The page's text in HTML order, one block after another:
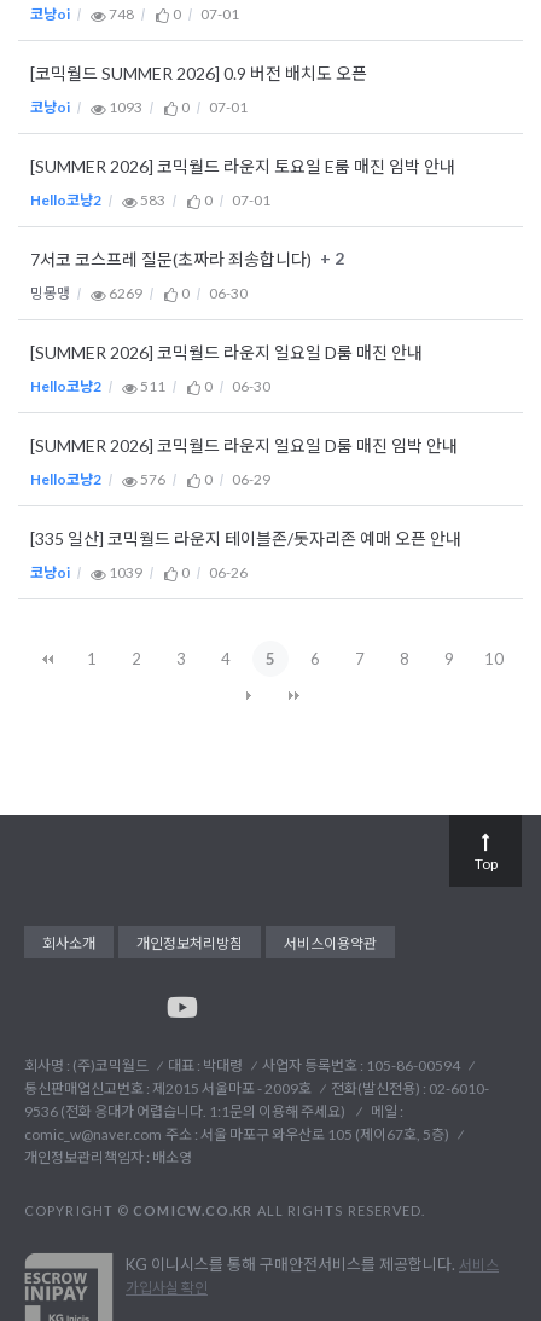
코냥oi 748 0 07-01
[코믹월드 SUMMER 2026] 0.9 버전 배치도 오픈
코냥oi 1093 0 07-01
[SUMMER 2026] 코믹월드 라운지 토요일 E룸 매진 임박 안내
Hello코냥2 583 0 07-01
7서코 코스프레 질문(초짜라 죄송합니다) + 2
밍몽맹 6269 0 06-30
[SUMMER 2026] 코믹월드 라운지 일요일 D룸 매진 안내
Hello코냥2 511 0 06-30
[SUMMER 2026] 코믹월드 라운지 일요일 D룸 매진 임박 안내
Hello코냥2 576 0 06-29
[335 일산] 코믹월드 라운지 테이블존/돗자리존 예매 오픈 안내
코냥oi 1039 0 06-26
1 2 3 4 5 6 7 8 9 10
회사소개 개인정보처리방침 서비스이용약관
회사명 : (주)코믹월드 대표 : 박대령
사업자 등록번호 : 105-86-00594
통신판매업신고번호 : 제2015 서울마포 - 2009호
전화(발신전용) : 02-6010-
9536 (전화 응대가 어렵습니다. 1:1문의 이용해 주세요)
메일 :
comic_w@naver.com 주소 : 서울 마포구 와우산로 105 (제이67호, 5층)
개인정보관리책임자 : 배소영
COPYRIGHT © COMICW.CO.KR ALL RIGHTS RESERVED.
KG 이니시스를 통해 구매안전서비스를 제공합니다. 서비스
가입사실 확인
Top